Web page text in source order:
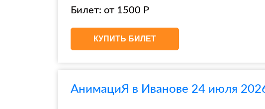
Билет: от 1500 Р
КУПИТЬ БИЛЕТ
АнимациЯ в Иванове 24 июля